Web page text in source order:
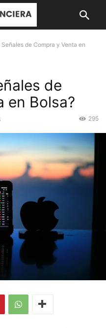
Señales de Compra y Venta en
de
en Bolsa?
295